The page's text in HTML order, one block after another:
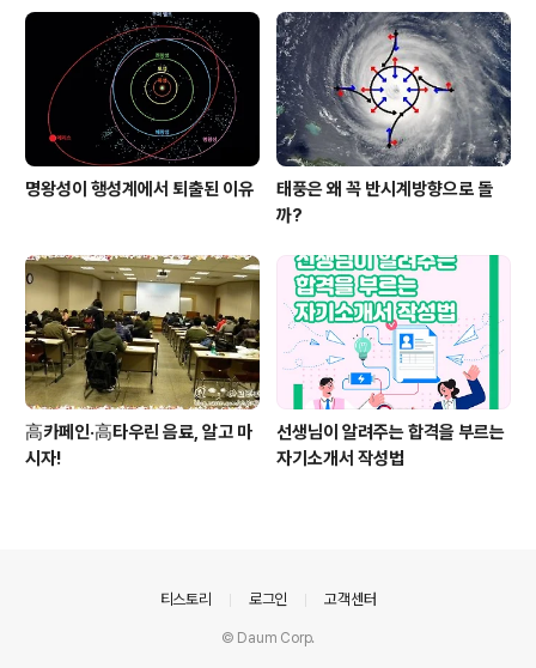
명왕성이 행성계에서 퇴출된 이유
태풍은 왜 꼭 반시계방향으로 돌
까?
高카페인·高타우린 음료, 알고 마
시자!
선생님이 알려주는 합격을 부르는
자기소개서 작성법
티스토리 로그인 고객센터
© Daum Corp.